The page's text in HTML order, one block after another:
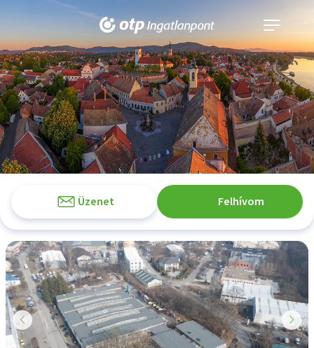
Navigáció
kinyitása
Üzenet Felhívom